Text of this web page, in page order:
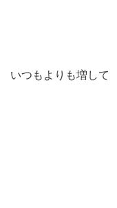
いつもよりも増して